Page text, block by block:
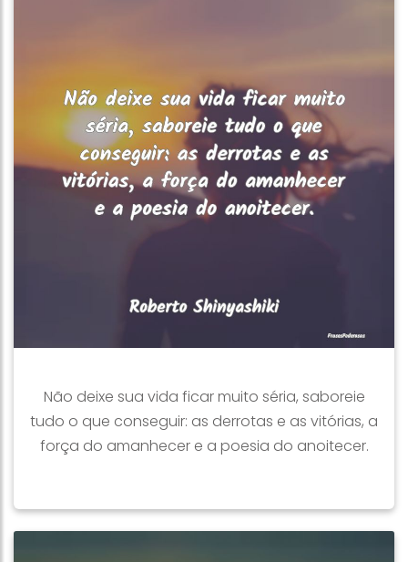
Não deixe sua vida ficar muito séria, saboreie
tudo o que conseguir: as derrotas e as vitórias, a
força do amanhecer e a poesia do anoitecer.